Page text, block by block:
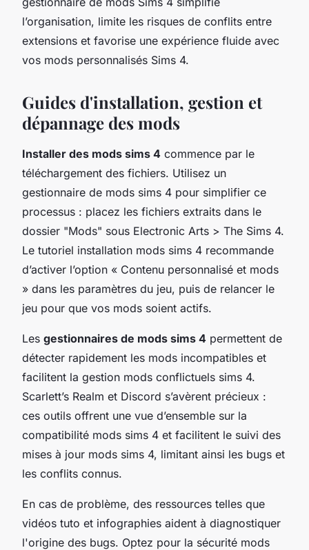
l’organisation, limite les risques de conflits entre
extensions et favorise une expérience fluide avec
vos mods personnalisés Sims 4.
Guides d'installation, gestion et
dépannage des mods
Installer des mods sims 4 commence par le
téléchargement des fichiers. Utilisez un
gestionnaire de mods sims 4 pour simplifier ce
processus : placez les fichiers extraits dans le
dossier "Mods" sous Electronic Arts > The Sims 4.
Le tutoriel installation mods sims 4 recommande
d’activer l’option « Contenu personnalisé et mods
» dans les paramètres du jeu, puis de relancer le
jeu pour que vos mods soient actifs.
Les gestionnaires de mods sims 4 permettent de
détecter rapidement les mods incompatibles et
facilitent la gestion mods conflictuels sims 4.
Scarlett’s Realm et Discord s’avèrent précieux :
ces outils offrent une vue d’ensemble sur la
compatibilité mods sims 4 et facilitent le suivi des
mises à jour mods sims 4, limitant ainsi les bugs et
les conflits connus.
En cas de problème, des ressources telles que
vidéos tuto et infographies aident à diagnostiquer
l'origine des bugs. Optez pour la sécurité mods